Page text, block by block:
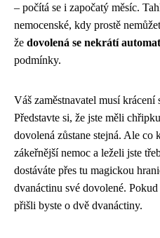
– počítá se i započatý měsíc.
nemocenské, kdy prostě
že dovolená se nekrátí
podmínky.
Váš zaměstnavatel musí krácení
Představte si, že jste měli
dovolená zůstane stejná. Ale co
zákeřnější nemoc a leželi jste
dostáváte přes tu magickou
dvanáctinu své dovolené.
přišli byste o dvě dvanáctiny.